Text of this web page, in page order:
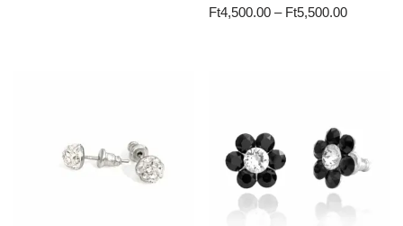
Értékelés:
5.00
Ft4,500.00 – Ft5,500.00